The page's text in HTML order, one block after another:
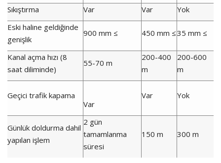
Sıkıştırma
Var Var
Yok
Eski haline geldiğinde
genişlik
900 mm ≤ 450 mm ≤35 mm ≤
Kanal açma hızı (8
saat diliminde)
55-70 m
200-400
m
200-600
m
Geçici trafik kapama
Var
Var Yok
Günlük doldurma dahil
yapılan işlem
2 gün
tamamlanma
süresi
150 m 300 m